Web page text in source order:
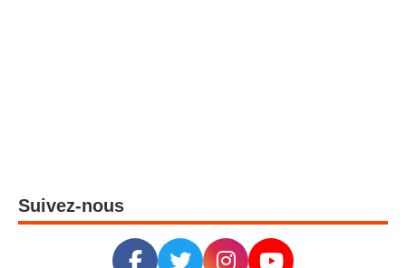
Suivez-nous